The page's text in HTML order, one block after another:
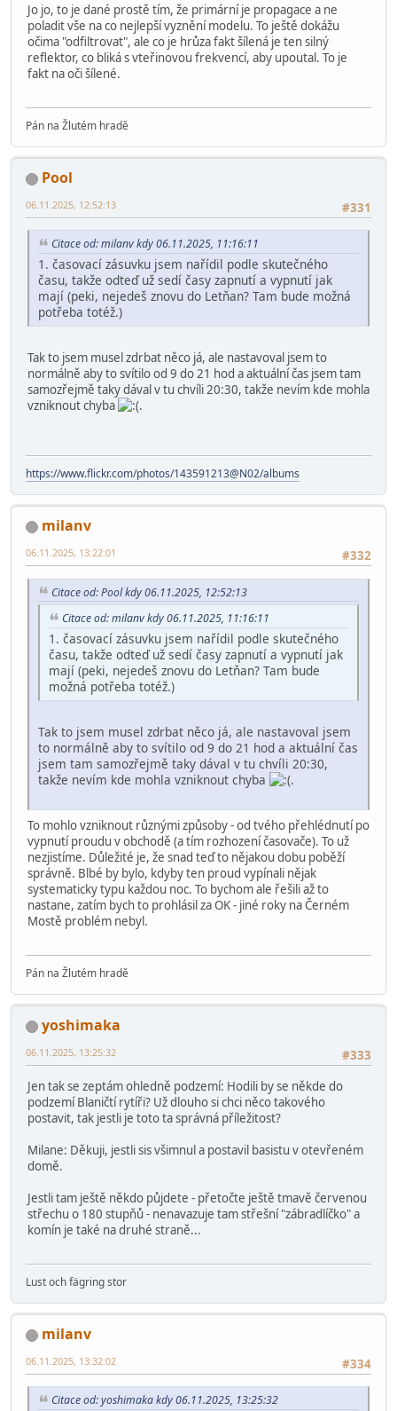
Jo jo, to je dané prostě tím, že primární je propagace a ne
poladit vše na co nejlepší vyznění modelu. To ještě dokážu
očima "odfiltrovat", ale co je hrůza fakt šílená je ten silný
reflektor, co bliká s vteřinovou frekvencí, aby upoutal. To je
fakt na oči šílené.
Pán na Žlutém hradě
Pool
#331
06.11.2025, 12:52:13
Citace od: milanv kdy 06.11.2025, 11:16:11
1. časovací zásuvku jsem nařídil podle skutečného
času, takže odteď už sedí časy zapnutí a vypnutí jak
mají (peki, nejedeš znovu do Letňan? Tam bude možná
potřeba totéž.)
Tak to jsem musel zdrbat něco já, ale nastavoval jsem to
normálně aby to svítilo od 9 do 21 hod a aktuální čas jsem tam
samozřejmě taky dával v tu chvíli 20:30, takže nevím kde mohla
vzniknout chyba
.
https://www.flickr.com/photos/143591213@N02/albums
milanv
#332
06.11.2025, 13:22:01
Citace od: Pool kdy 06.11.2025, 12:52:13
Citace od: milanv kdy 06.11.2025, 11:16:11
1. časovací zásuvku jsem nařídil podle skutečného
času, takže odteď už sedí časy zapnutí a vypnutí jak
mají (peki, nejedeš znovu do Letňan? Tam bude
možná potřeba totéž.)
Tak to jsem musel zdrbat něco já, ale nastavoval jsem
to normálně aby to svítilo od 9 do 21 hod a aktuální čas
jsem tam samozřejmě taky dával v tu chvíli 20:30,
takže nevím kde mohla vzniknout chyba
.
To mohlo vzniknout různými způsoby - od tvého přehlédnutí po
vypnutí proudu v obchodě (a tím rozhození časovače). To už
nezjistíme. Důležité je, že snad teď to nějakou dobu poběží
správně. Blbé by bylo, kdyby ten proud vypínali nějak
systematicky typu každou noc. To bychom ale řešili až to
nastane, zatím bych to prohlásil za OK - jiné roky na Černém
Mostě problém nebyl.
Pán na Žlutém hradě
yoshimaka
#333
06.11.2025, 13:25:32
Jen tak se zeptám ohledně podzemí: Hodili by se někde do
podzemí Blaničtí rytíři? Už dlouho si chci něco takového
postavit, tak jestli je toto ta správná příležitost?
Milane: Děkuji, jestli sis všimnul a postavil basistu v otevřeném
domě.
Jestli tam ještě někdo půjdete - přetočte ještě tmavě červenou
střechu o 180 stupňů - nenavazuje tam střešní "zábradlíčko" a
komín je také na druhé straně...
Lust och fägring stor
milanv
#334
06.11.2025, 13:32:02
Citace od: yoshimaka kdy 06.11.2025, 13:25:32